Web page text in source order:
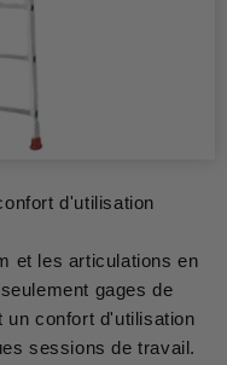
d'utilisation
et les articulations en
gages de
un confort d'utilisation
sessions de travail.